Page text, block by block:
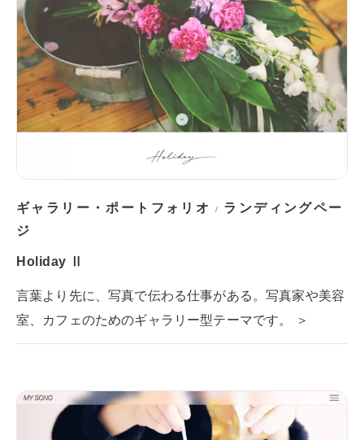
ギャラリー・ポートフォリオ / ランディングペー
ジ
Holiday Ⅱ
言葉より先に、写真で伝わる仕事がある。写真家や美容
室、カフェのためのギャラリー型テーマです。 ＞